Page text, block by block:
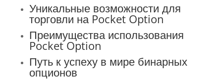
Уникальные возможности для
торговли на Pocket Option
Преимущества использования
Pocket Option
Путь к успеху в мире бинарных
опционов